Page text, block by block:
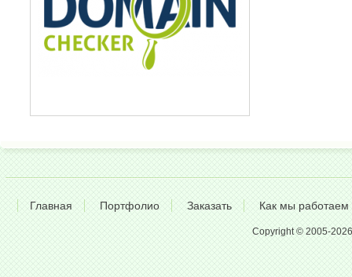
Главная Портфолио Заказать Как мы работаем
Copyright © 2005-